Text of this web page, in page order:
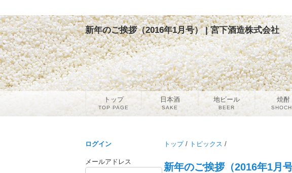
新年のご挨拶（2016年1月号） | 宮下酒造株式会社
トップ/ トピックス /
新年のご挨拶（2016年1月号
ログイン
メールアドレス
トップ
TOP PAGE
日本酒
SAKE
地ビール
BEER
焼酎